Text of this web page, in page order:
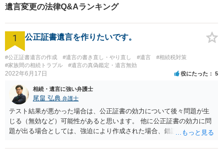
遺言変更の法律Q&Aランキング
1 公正証書遺言を作りたいです。
#公正証書遺言の作成 #遺言の書き直し・やり直し #遺言
#相続税対策
#家族間の相続トラブル
#遺言の真偽鑑定・遺言無効
2022年6月17日 役にたった 5
相続・遺言に強い弁護士
尾畠 弘典 弁護士
テスト結果が悪かった場合は、公正証書の効力について後々問題が生
じる（無効など）可能性があると思います。 他に公正証書の効力に問
題が出る場合としては、強迫により作成された場合、錯誤（勘違い）
すが、弁護士に作成を依頼する場合は、１０～数十万円程度になるケ